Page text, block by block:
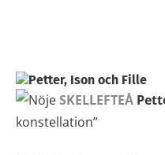
SKELLEFTEÅ
konstellation”